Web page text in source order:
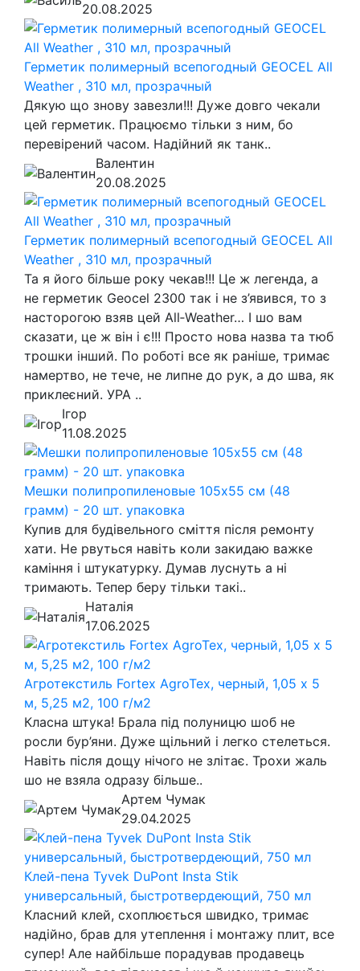
20.08.2025
Герметик полимерный всепогодный GEOCEL All
Weather , 310 мл, прозрачный
Дякую що знову завезли!!! Дуже довго чекали
цей герметик. Працюємо тільки з ним, бо
перевірений часом. Надійний як танк..
Валентин
20.08.2025
Герметик полимерный всепогодный GEOCEL All
Weather , 310 мл, прозрачный
Та я його більше року чекав!!! Це ж легенда, а
не герметик Geocel 2300 так і не з’явився, то з
насторогою взяв цей All‑Weather… І шо вам
сказати, це ж він і є!!! Просто нова назва та тюб
трошки інший. По роботі все як раніше, тримає
намертво, не тече, не липне до рук, а до шва, як
приклеєний. УРА ..
Ігор
11.08.2025
Мешки полипропиленовые 105х55 см (48
грамм) - 20 шт. упаковка
Купив для будівельного сміття після ремонту
хати. Не рвуться навіть коли закидаю важке
каміння і штукатурку. Думав луснуть а ні
тримають. Тепер беру тільки такі..
Наталія
17.06.2025
Агротекстиль Fortex AgroTex, черный, 1,05 х 5
м, 5,25 м2, 100 г/м2
Класна штука! Брала під полуницю шоб не
росли бур’яни. Дуже щільний і легко стелеться.
Навіть після дощу нічого не злітає. Трохи жаль
шо не взяла одразу більше..
Артем Чумак
29.04.2025
Клей-пена Tyvek DuPont Insta Stik
универсальный, быстротвердеющий, 750 мл
Класний клей, схоплюється швидко, тримає
надійно, брав для утеплення і монтажу плит, все
супер! Але найбільше порадував продавець